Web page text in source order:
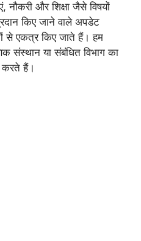
नौकरी और शिक्षा जैसे विषयों
किए जाने वाले अपडेट
से एकत्र किए जाते हैं। हम
संस्थान या संबंधित विभाग का
करते हैं।